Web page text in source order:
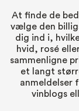
At finde de
vælge den
dig ind i,
hvid, rosé
sammenligne
et langt
anmeldelser
vinblogs